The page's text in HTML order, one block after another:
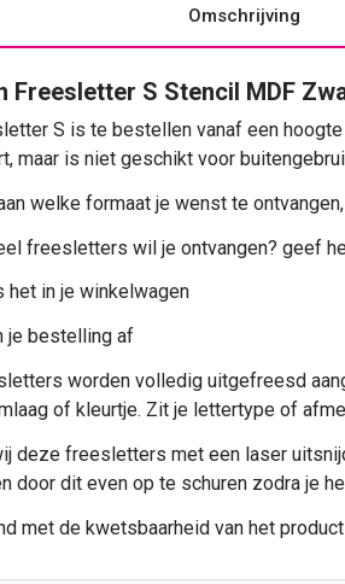
Omschrijving
Freesletter S Stencil MDF
S is te bestellen vanaf een
maar is niet geschikt voor
welke formaat je wenst te
freesletters wil je ontvangen? geef
het in je winkelwagen
je bestelling af
worden volledig uitgefreesd
of kleurtje. Zit je lettertype of
deze freesletters met een laser
door dit even op te schuren zodra je
met de kwetsbaarheid van het